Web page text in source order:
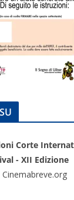
Corte
- XII Edizione
Cinemabreve.org